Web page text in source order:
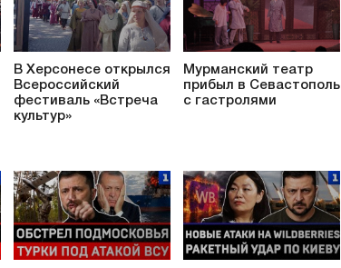
В Херсонесе открылся
Всероссийский
фестиваль «Встреча
культур»
Мурманский театр
прибыл в Севастополь
с гастролями